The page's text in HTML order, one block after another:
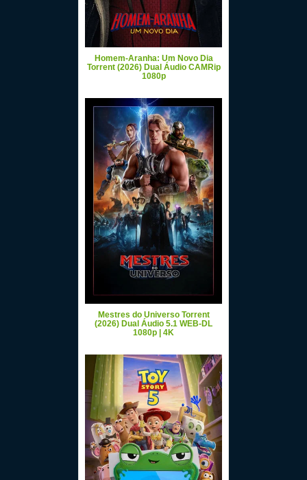
Homem-Aranha: Um Novo Dia
Torrent (2026) Dual Áudio CAMRip
1080p
Mestres do Universo Torrent
(2026) Dual Áudio 5.1 WEB-DL
1080p | 4K